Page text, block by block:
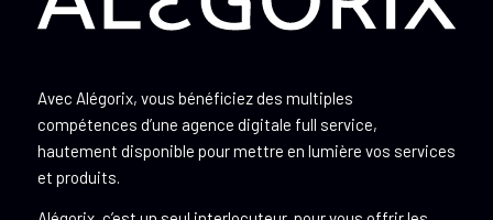
Avec Alégorix, vous bénéficiez des multiples
compétences d’une agence digitale full service,
hautement disponible pour mettre en lumière vos services
et produits.